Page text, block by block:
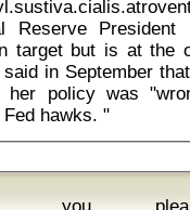
Reserve
target but is at the
said in September
her policy was
among Fed hawks. "